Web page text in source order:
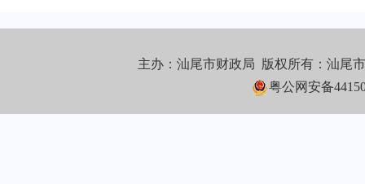
主办：汕尾市财政局 版权所有：汕尾
粤公网安备